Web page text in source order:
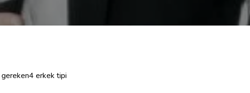
erkek tipi